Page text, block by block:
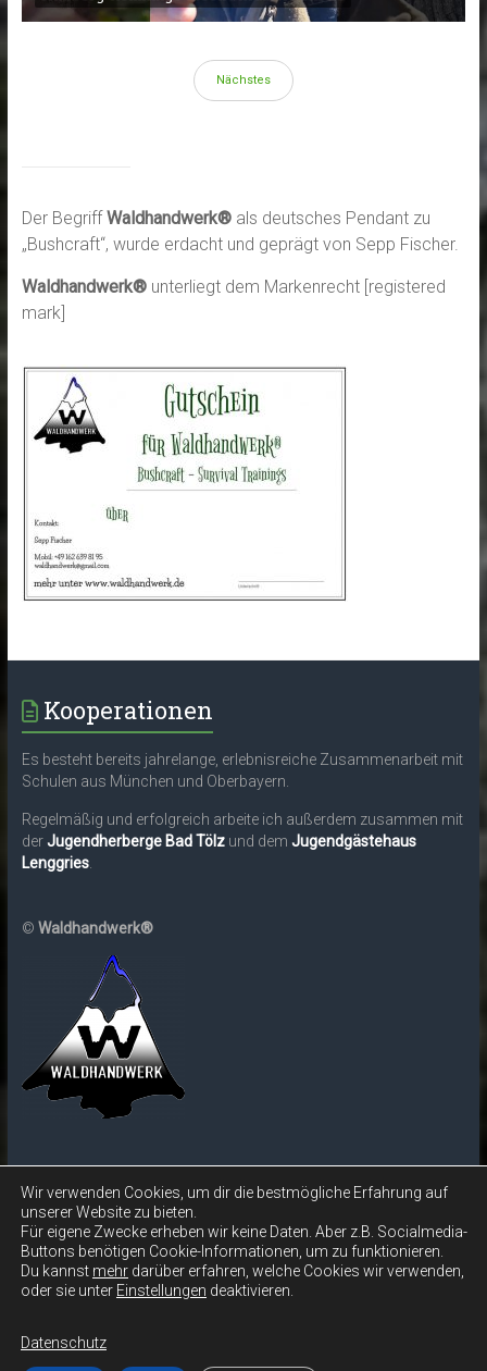
Nächstes
Der Begriff Waldhandwerk®als deutsches Pendant zu
„Bushcraft“, wurde erdacht und geprägt von Sepp Fischer.
Waldhandwerk®unterliegt dem Markenrecht [registered
mark]
Kooperationen
Es besteht bereits jahrelange, erlebnisreiche Zusammenarbeit mit
Schulen aus München und Oberbayern.
Regelmäßig und erfolgreich arbeite ich außerdem zusammen mit
derJugendherberge Bad Tölzund dem Jugendgästehaus
Lenggries.
© Waldhandwerk®
Copyright © 2026Waldhandwerk®
Theme:Accelerate von ThemeGrill. Präsentiert vonWordPress.
Waldhandwerk®
Kurs-Informationen Kurse
Waldhandwerk®
Wildnisküche-Spezial
Waldhandwerk® mit dem Messer
Kurs
Fortgeschrittenen-Kurs
Wir verwenden Cookies, um dir die bestmögliche Erfahrung auf
unserer Website zu bieten.
Für eigene Zwecke erheben wir keine Daten. Aber z.B. Socialmedia-
Buttons benötigen Cookie-Informationen, um zu funktionieren.
Du kannst mehr darüber erfahren, welche Cookies wir verwenden,
oder sie unter Einstellungen deaktivieren.
Datenschutz